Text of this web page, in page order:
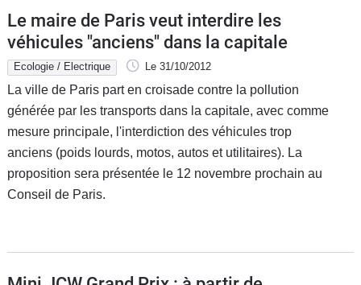
Le maire de Paris veut interdire les
véhicules "anciens" dans la capitale
Ecologie / Electrique Le 31/10/2012
La ville de Paris part en croisade contre la pollution
générée par les transports dans la capitale, avec comme
mesure principale, l'interdiction des véhicules trop
anciens (poids lourds, motos, autos et utilitaires). La
proposition sera présentée le 12 novembre prochain au
Conseil de Paris.